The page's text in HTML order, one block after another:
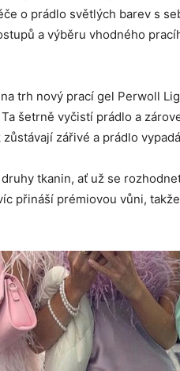
o prádlo světlých barev s
a výběru vhodného
trh nový prací gel Perwoll
šetrně vyčistí prádlo a
zářivé a prádlo
tkanin, ať už se
přináší prémiovou vůni,